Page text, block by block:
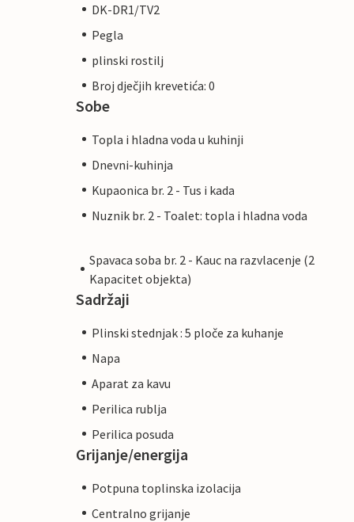
DK-DR1/TV2
Pegla
plinski rostilj
Broj dječjih krevetića: 0
Sobe
Topla i hladna voda u kuhinji
Dnevni-kuhinja
Kupaonica br. 2 - Tus i kada
Nuznik br. 2 - Toalet: topla i hladna voda
Spavaca soba br. 2 - Kauc na razvlacenje (2
Kapacitet objekta)
Sadržaji
Plinski stednjak : 5 ploče za kuhanje
Napa
Aparat za kavu
Perilica rublja
Perilica posuda
Grijanje/energija
Potpuna toplinska izolacija
Centralno grijanje